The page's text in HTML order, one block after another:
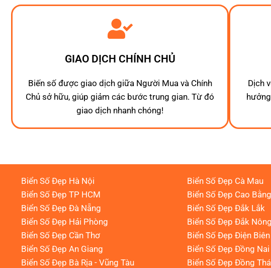
GIAO DỊCH CHÍNH CHỦ
Biến số được giao dịch giữa Người Mua và Chính
Chủ sở hữu, giúp giảm các bước trung gian. Từ đó
giao dịch nhanh chóng!
Dịch
Biển Số Đẹp Hà Nội
Biển Số Đẹp TP HCM
Biển Số Đẹp Đà Nẵng
Biển Số Đẹp Hải Phòng
Biển Số Đẹp Cần Thơ
Biển Số Đẹp An Giang
Biển Số Đẹp Bà Rịa - Vũng Tàu
Biển Số Đẹp Cà Mau
Biển Số Đẹp Cao Bằng
Biển Số Đẹp Đắk Lắk
Biển Số Đẹp Đắk Nông
Biển Số Đẹp Điện Biên
Biển Số Đẹp Đồng Nai
Biển Số Đẹp Đồng